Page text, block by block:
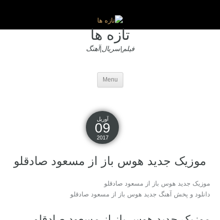
تازه ها
فیلم|سریال|آهنگ
Menu
آوریل
09
2017
موزیک جدید هوس باز از مسعود صادقلو
موزیک جدید هوس باز از مسعود صادقلو
دانلود و پخش آهنگ جدید هوس باز از مسعود صادقلو